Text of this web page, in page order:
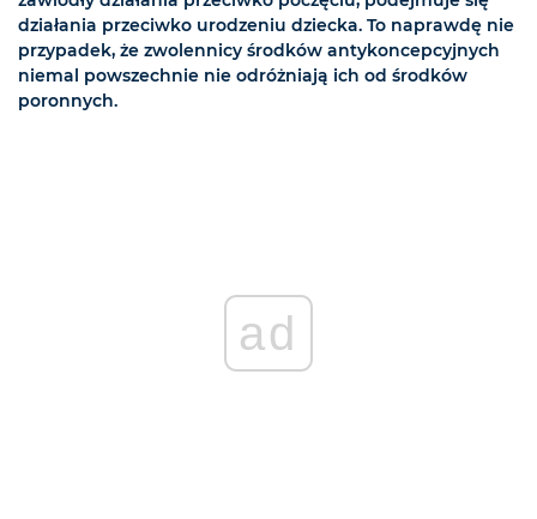
działania przeciwko urodzeniu dziecka. To naprawdę nie
przypadek, że zwolennicy środków antykoncepcyjnych
niemal powszechnie nie odróżniają ich od środków
poronnych.
ad